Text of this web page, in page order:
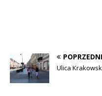
POPRZEDNI
Ulica